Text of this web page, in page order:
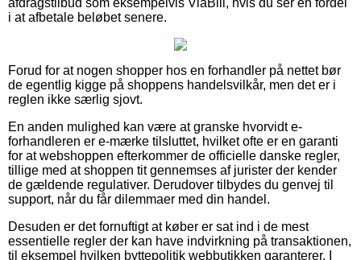
i at afbetale beløbet senere.
Forud for at nogen shopper hos en forhandler på nettet bør
de egentlig kigge på shoppens handelsvilkår, men det er i
reglen ikke særlig sjovt.
En anden mulighed kan være at granske hvorvidt e-
forhandleren er e-mærke tilsluttet, hvilket ofte er en garanti
for at webshoppen efterkommer de officielle danske regler,
tillige med at shoppen tit gennemses af jurister der kender
de gældende regulativer. Derudover tilbydes du genvej til
support, når du får dilemmaer med din handel.
Desuden er det fornuftigt at køber er sat ind i de mest
essentielle regler der kan have indvirkning på transaktionen,
til eksempel hvilken byttepolitik webbutikken garanterer. I